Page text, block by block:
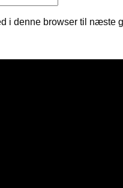
i denne browser til næste